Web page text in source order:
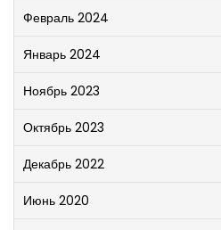
Февраль 2024
Январь 2024
Ноябрь 2023
Октябрь 2023
Декабрь 2022
Июнь 2020